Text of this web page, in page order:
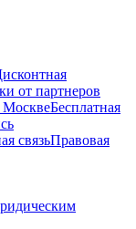
от партнеров
МосквеБесплатная
связьПравовая